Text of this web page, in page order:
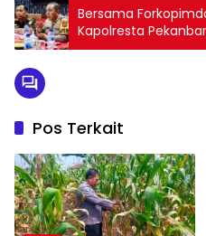
Bersama
Kapolresta
Pilkada Damai
Pos Terkait